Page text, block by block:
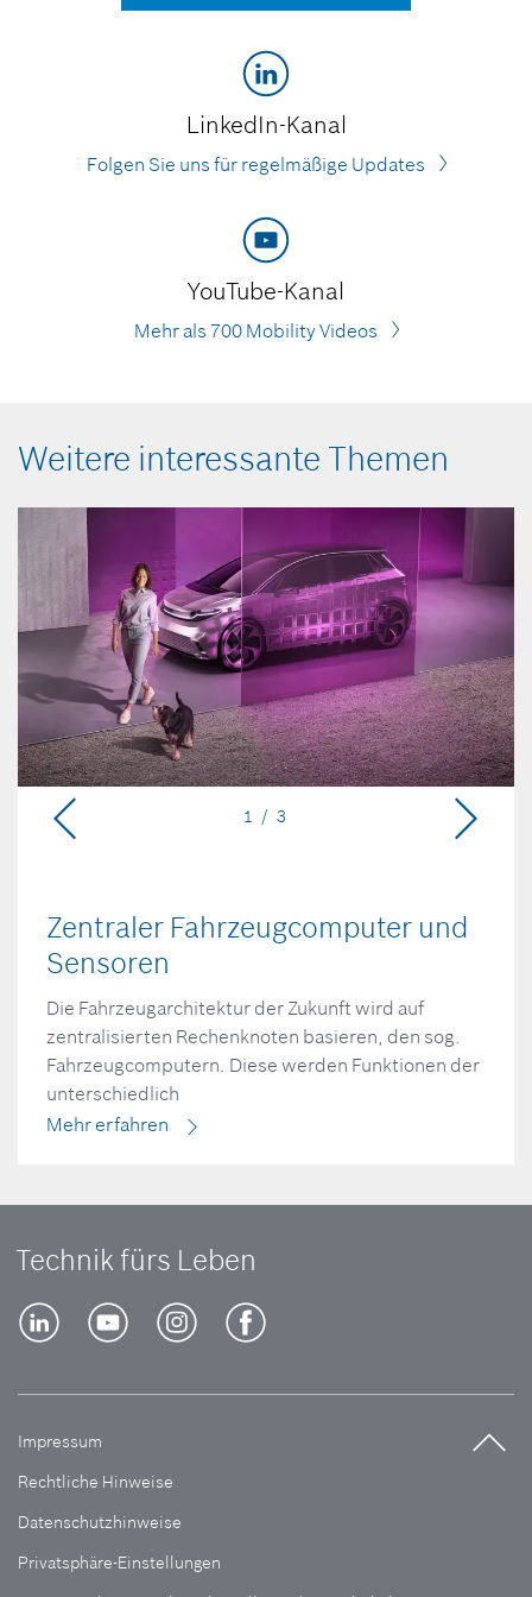
LinkedIn-Kanal
Folgen Sie uns für regelmäßige Updates
YouTube-Kanal
Mehr als 700 Mobility Videos
Weitere interessante Themen
Zentraler Fahrzeugcomputer und
Sensoren
Die Fahrzeugarchitektur der Zukunft wird auf
zentralisierten Rechenknoten basieren, den sog.
Fahrzeugcomputern. Diese werden Funktionen der
unterschiedlich
Mehr erfahren
1 / 3
Technik fürs Leben
Impressum
Rechtliche Hinweise
Datenschutzhinweise
Privatsphäre-Einstellungen